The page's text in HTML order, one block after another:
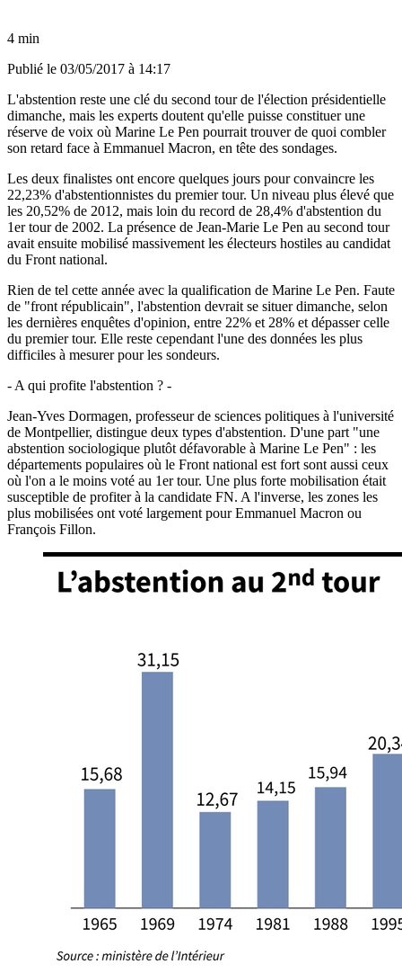
4 min
Publié le 03/05/2017 à 14:17
L'abstention reste une clé du second tour de l'élection présidentielle
dimanche, mais les experts doutent qu'elle puisse constituer une
réserve de voix où Marine Le Pen pourrait trouver de quoi combler
son retard face à Emmanuel Macron, en tête des sondages.
Les deux finalistes ont encore quelques jours pour convaincre les
22,23% d'abstentionnistes du premier tour. Un niveau plus élevé que
les 20,52% de 2012, mais loin du record de 28,4% d'abstention du
1er tour de 2002. La présence de Jean-Marie Le Pen au second tour
avait ensuite mobilisé massivement les électeurs hostiles au candidat
du Front national.
Rien de tel cette année avec la qualification de Marine Le Pen. Faute
de "front républicain", l'abstention devrait se situer dimanche, selon
les dernières enquêtes d'opinion, entre 22% et 28% et dépasser celle
du premier tour. Elle reste cependant l'une des données les plus
difficiles à mesurer pour les sondeurs.
- A qui profite l'abstention ? -
Jean-Yves Dormagen, professeur de sciences politiques à l'université
de Montpellier, distingue deux types d'abstention. D'une part "une
abstention sociologique plutôt défavorable à Marine Le Pen" : les
départements populaires où le Front national est fort sont aussi ceux
où l'on a le moins voté au 1er tour. Une plus forte mobilisation était
susceptible de profiter à la candidate FN. A l'inverse, les zones les
plus mobilisées ont voté largement pour Emmanuel Macron ou
François Fillon.